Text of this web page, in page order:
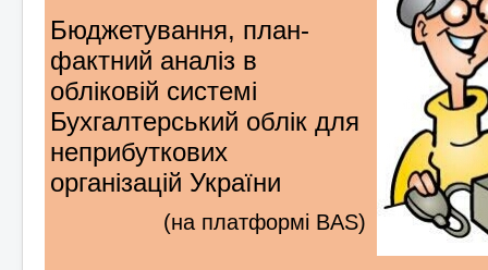
Бюджетування, план-
фактний аналіз в
обліковій системі
Бухгалтерський облік для
неприбуткових
організацій України
(на платформі BAS)